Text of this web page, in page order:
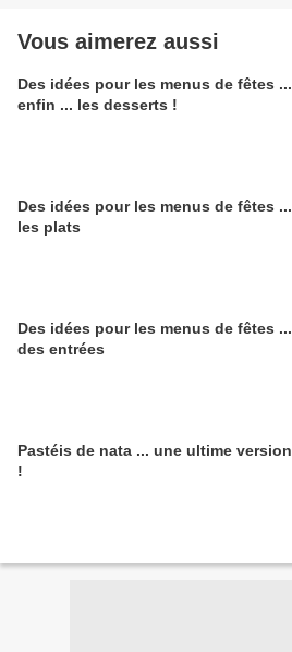
Vous aimerez aussi
Des idées pour les menus de fêtes ...
enfin ... les desserts !
Des idées pour les menus de fêtes ...
les plats
Des idées pour les menus de fêtes ...
des entrées
Pastéis de nata ... une ultime version
!